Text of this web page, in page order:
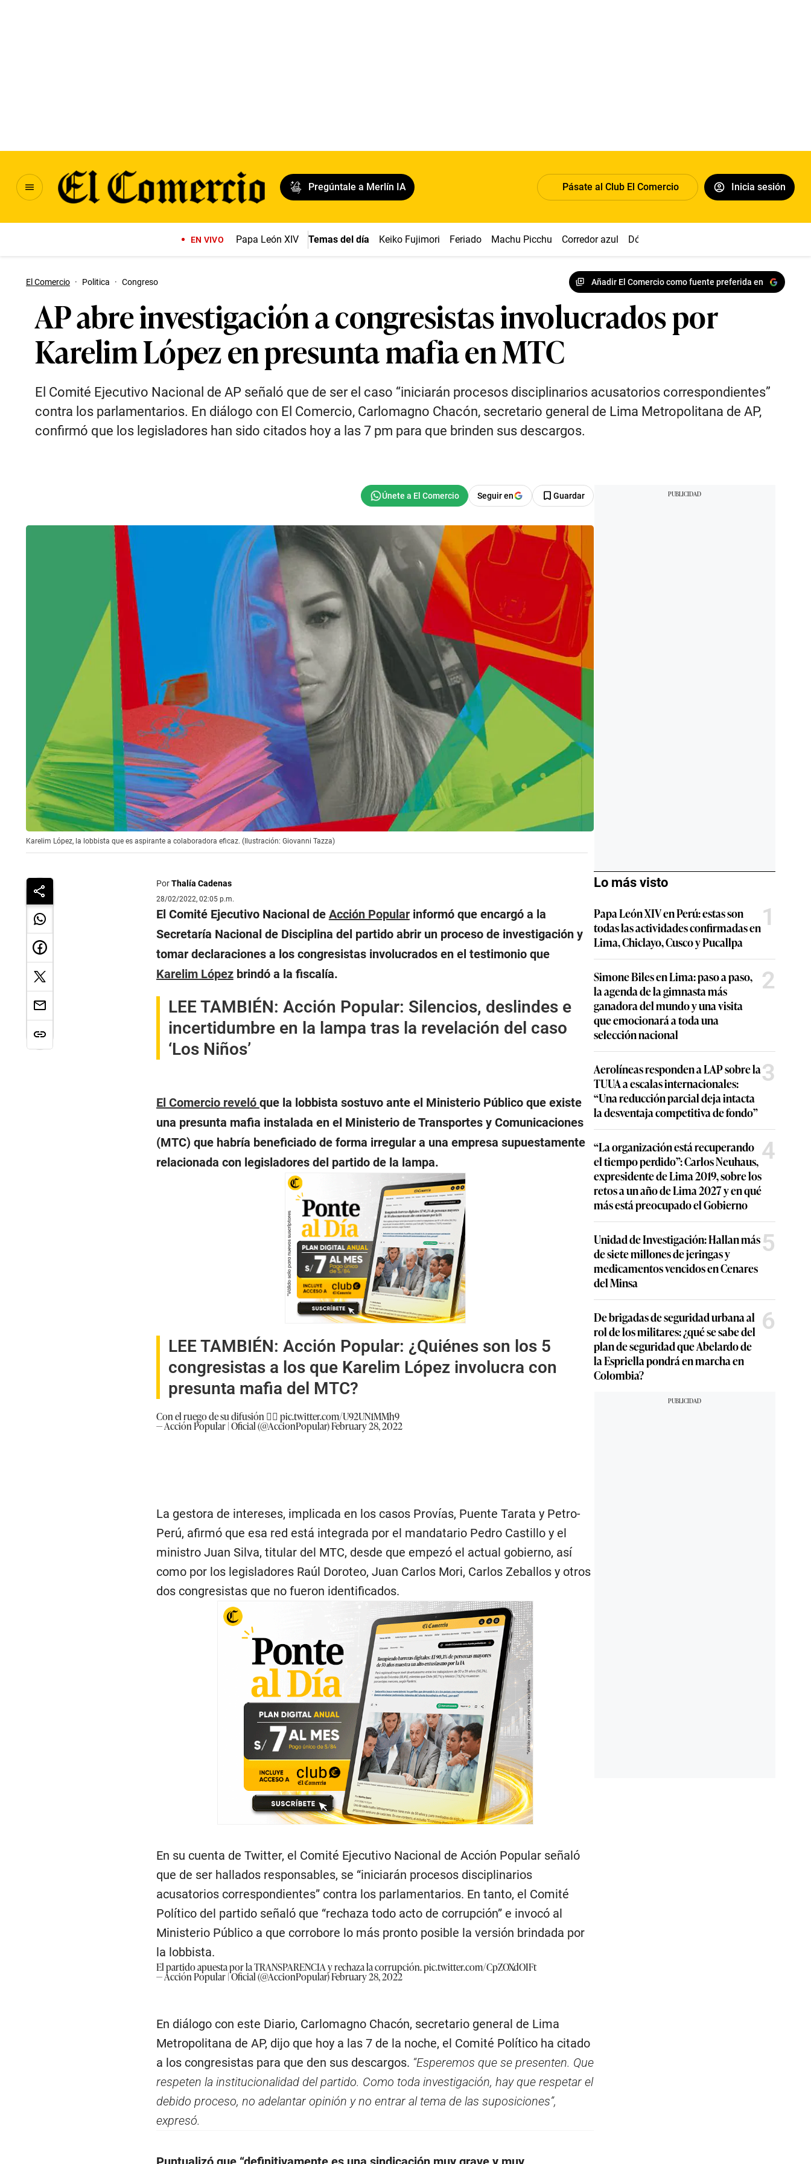
Pregúntale a Merlín IA Pásate al Club El Comercio Inicia sesión
EN VIVO Papa León XIV Temas del día Keiko Fujimori Feriado Machu Picchu Corredor azul Dólar
El Comercio · Politica · Congreso Añadir El Comercio como fuente preferida en
AP abre investigación a congresistas involucrados por
Karelim López en presunta mafia en MTC
El Comité Ejecutivo Nacional de AP señaló que de ser el caso “iniciarán procesos disciplinarios acusatorios correspondientes”
contra los parlamentarios. En diálogo con El Comercio, Carlomagno Chacón, secretario general de Lima Metropolitana de AP,
confirmó que los legisladores han sido citados hoy a las 7 pm para que brinden sus descargos.
Seguir en Guardar
Karelim López, la lobbista que es aspirante a colaboradora eficaz. (Ilustración: Giovanni Tazza)
PorThalía Cadenas
28/02/2022, 02:05 p.m.
El Comité Ejecutivo Nacional de Acción Popularinformó que encargó a la
Secretaría Nacional de Disciplina del partido abrir un proceso de investigación y
tomar declaraciones a los congresistas involucrados en el testimonio que
Karelim Lópezbrindó a la fiscalía.
LEE TAMBIÉN: Acción Popular: Silencios, deslindes e
incertidumbre en la lampa tras la revelación del caso
‘Los Niños’
El Comercio reveló que la lobbista sostuvo ante el Ministerio Público que existe
una presunta mafia instalada en el Ministerio de Transportes y Comunicaciones
(MTC) que habría beneficiado de forma irregular a una empresa supuestamente
relacionada con legisladores del partido de la lampa.
LEE TAMBIÉN: Acción Popular: ¿Quiénes son los 5
congresistas a los que Karelim López involucra con
presunta mafia del MTC?
Con el ruego de su difusión 👇🏻 pic.twitter.com/U92UN1MMh9
— Acción Popular | Oficial (@AccionPopular)February 28, 2022
La gestora de intereses, implicada en los casos Provías, Puente Tarata y Petro-
Perú, afirmó que esa red está integrada por el mandatario Pedro Castillo y el
ministro Juan Silva, titular del MTC, desde que empezó el actual gobierno, así
como por los legisladores Raúl Doroteo, Juan Carlos Mori, Carlos Zeballos y otros
dos congresistas que no fueron identificados.
En su cuenta de Twitter, el Comité Ejecutivo Nacional de Acción Popular señaló
que de ser hallados responsables, se “iniciarán procesos disciplinarios
acusatorios correspondientes” contra los parlamentarios. En tanto, el Comité
Político del partido señaló que “rechaza todo acto de corrupción” e invocó al
Ministerio Público a que corrobore lo más pronto posible la versión brindada por
la lobbista.
El partido apuesta por la TRANSPARENCIA y rechaza la corrupción.pic.twitter.com/CpZOXdOIFt
— Acción Popular | Oficial (@AccionPopular)February 28, 2022
En diálogo con este Diario, Carlomagno Chacón, secretario general de Lima
Metropolitana de AP, dijo que hoy a las 7 de la noche, el Comité Político ha citado
a los congresistas para que den sus descargos. “Esperemos que se presenten. Que
respeten la institucionalidad del partido. Como toda investigación, hay que respetar el
debido proceso, no adelantar opinión y no entrar al tema de las suposiciones”,
expresó.
Lo más visto
Papa León XIV en Perú: estas son
todas las actividades confirmadas en
Lima, Chiclayo, Cusco y Pucallpa
1
Simone Biles en Lima: paso a paso,
la agenda de la gimnasta más
ganadora del mundo y una visita
que emocionará a toda una
selección nacional
2
Aerolíneas responden a LAP sobre la
TUUA a escalas internacionales:
“Una reducción parcial deja intacta
la desventaja competitiva de fondo”
3
“La organización está recuperando
el tiempo perdido”: Carlos Neuhaus,
expresidente de Lima 2019, sobre los
retos a un año de Lima 2027 y en qué
más está preocupado el Gobierno
4
Unidad de Investigación: Hallan más
de siete millones de jeringas y
medicamentos vencidos en Cenares
del Minsa
5
De brigadas de seguridad urbana al
rol de los militares: ¿qué se sabe del
plan de seguridad que Abelardo de
la Espriella pondrá en marcha en
Colombia?
6